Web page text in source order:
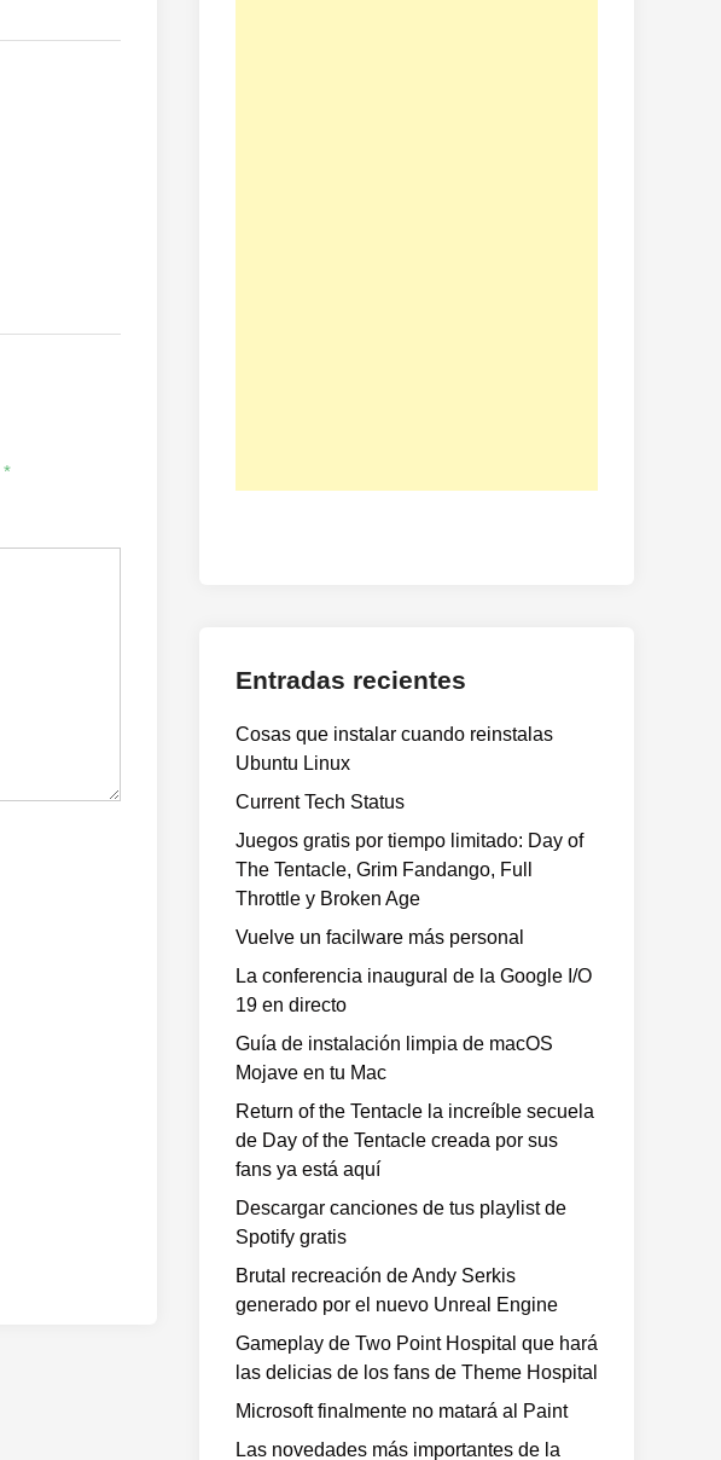
*
Entradas recientes
Cosas que instalar cuando reinstalas
Ubuntu Linux
Current Tech Status
Juegos gratis por tiempo limitado: Day of
The Tentacle, Grim Fandango, Full
Throttle y Broken Age
Vuelve un facilware más personal
La conferencia inaugural de la Google I/O
19 en directo
Guía de instalación limpia de macOS
Mojave en tu Mac
Return of the Tentacle la increíble secuela
de Day of the Tentacle creada por sus
fans ya está aquí
Descargar canciones de tus playlist de
Spotify gratis
Brutal recreación de Andy Serkis
generado por el nuevo Unreal Engine
Gameplay de Two Point Hospital que hará
las delicias de los fans de Theme Hospital
Microsoft finalmente no matará al Paint
Las novedades más importantes de la